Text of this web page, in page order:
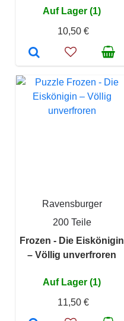
Auf Lager (1)
10,50 €
Ravensburger
200 Teile
Frozen - Die Eiskönigin
– Völlig unverfroren
Auf Lager (1)
11,50 €